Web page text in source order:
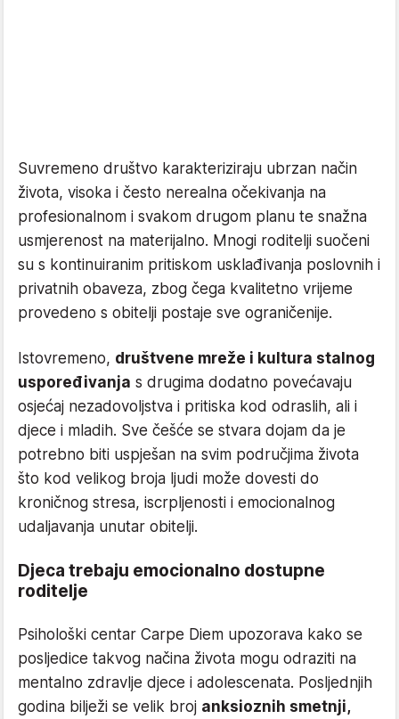
Suvremeno društvo karakteriziraju ubrzan način
života, visoka i često nerealna očekivanja na
profesionalnom i svakom drugom planu te snažna
usmjerenost na materijalno. Mnogi roditelji suočeni
su s kontinuiranim pritiskom usklađivanja poslovnih i
privatnih obaveza, zbog čega kvalitetno vrijeme
provedeno s obitelji postaje sve ograničenije.
Istovremeno, društvene mreže i kultura stalnog
uspoređivanja s drugima dodatno povećavaju
osjećaj nezadovoljstva i pritiska kod odraslih, ali i
djece i mladih. Sve češće se stvara dojam da je
potrebno biti uspješan na svim područjima života
što kod velikog broja ljudi može dovesti do
kroničnog stresa, iscrpljenosti i emocionalnog
udaljavanja unutar obitelji.
Djeca trebaju emocionalno dostupne
roditelje
Psihološki centar Carpe Diem upozorava kako se
posljedice takvog načina života mogu odraziti na
mentalno zdravlje djece i adolescenata. Posljednjih
godina bilježi se velik broj anksioznih smetnji,